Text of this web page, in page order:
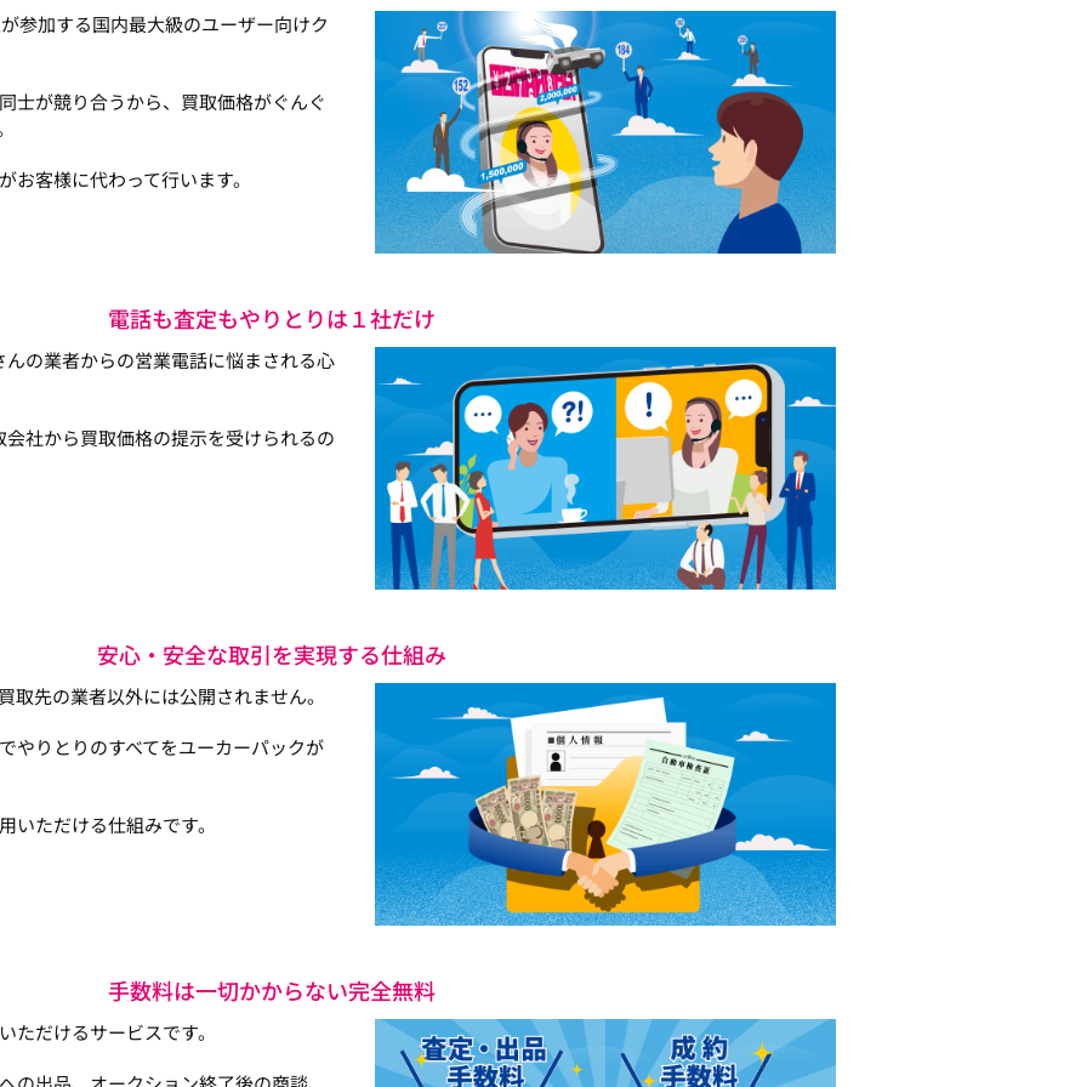
参加する国内最大級のユーザー向けク
士が競り合うから、買取価格がぐんぐ
客様に代わって行います。
電話も査定もやりとりは１社だけ
の業者からの営業電話に悩まされる心
社から買取価格の提示を受けられるの
安心・安全な取引を実現する仕組み
先の業者以外には公開されません。
やりとりのすべてをユーカーパックが
いただける仕組みです。
手数料は一切かからない完全無料
ただけるサービスです。